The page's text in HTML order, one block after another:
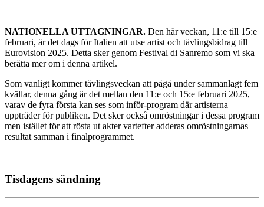
NATIONELLA UTTAGNINGAR. Den här veckan, 11:e till 15:e
februari, är det dags för Italien att utse artist och tävlingsbidrag till
Eurovision 2025. Detta sker genom Festival di Sanremo som vi ska
berätta mer om i denna artikel.
Som vanligt kommer tävlingsveckan att pågå under sammanlagt fem
kvällar, denna gång är det mellan den 11:e och 15:e februari 2025,
varav de fyra första kan ses som inför-program där artisterna
uppträder för publiken. Det sker också omröstningar i dessa program
men istället för att rösta ut akter vartefter adderas omröstningarnas
resultat samman i finalprogrammet.
Tisdagens sändning